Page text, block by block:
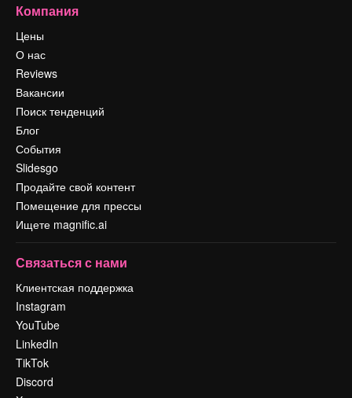
Компания
Цены
О нас
Reviews
Вакансии
Поиск тенденций
Блог
События
Slidesgo
Продайте свой контент
Помещение для прессы
Ищете magnific.ai
Связаться с нами
Клиентская поддержка
Instagram
YouTube
LinkedIn
TikTok
Discord